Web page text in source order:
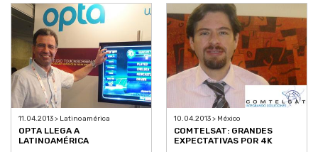
11.04.2013 > Latinoamérica
OPTA LLEGA A
LATINOAMÉRICA
10.04.2013 > México
COMTELSAT: GRANDES
EXPECTATIVAS POR 4K